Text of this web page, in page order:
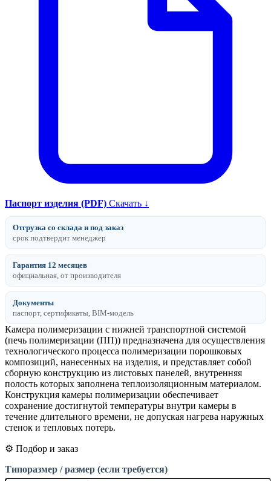
Паспорт изделия (PDF) Скачать ↓
Отгрузка со склада и под заказ
срок подтвердит менеджер
Гарантия 12 месяцев
официальная, от производителя
Документы
паспорт, сертификаты, BIM-модель
Камера полимеризации с нижней транспортной системой
(печь полимеризации (ПП)) предназначена для осуществления
технологического процесса полимеризации порошковых
композиций, нанесенных на изделия, и представляет собой
сборную конструкцию из листовых панелей, внутренняя
полость которых заполнена теплоизоляционным материалом.
Конструкция камеры полимеризации обеспечивает
сохранение достигнутой температуры внутри камеры в
течение длительного времени, не допуская нагрева наружных
стенок и тепловых потерь.
⚙️ Подбор и заказ
Типоразмер / размер (если требуется)